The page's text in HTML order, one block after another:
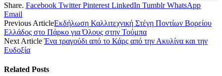
Share. Facebook Twitter Pinterest LinkedIn Tumblr WhatsApp
Email
Previous ArticleΕκδήλωση Καλλιτεχνική Στέγη Ποντίων Βορείου
Ελλάδος στο Πάρκο για Όλους στην Τούμπα
Next ArticleΈνα τραγούδι από το Κάρς από την Ακυλίνα και την
Ευδοξία
Related Posts